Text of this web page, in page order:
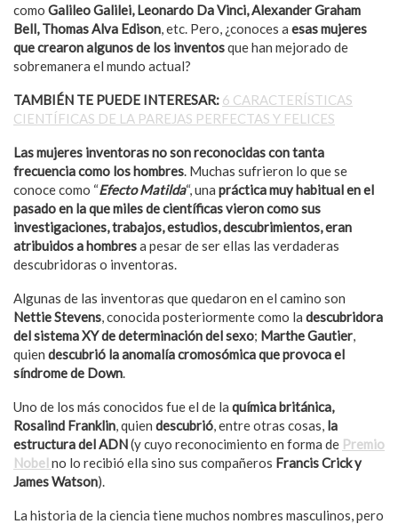
como Galileo Galilei, Leonardo Da Vinci, Alexander Graham
Bell, Thomas Alva Edison, etc. Pero, ¿conoces a esas mujeres
que crearon algunos de los inventosque han mejorado de
sobremanera el mundo actual?
TAMBIÉN TE PUEDE INTERESAR: 6 CARACTERÍSTICAS
CIENTÍFICAS DE LA PAREJAS PERFECTAS Y FELICES
Las mujeres inventoras no son reconocidas con tanta
frecuencia como los hombres. Muchas sufrieron lo que se
conoce como “Efecto Matilda“, una práctica muy habitual en el
pasado en la que miles de científicas vieron como sus
investigaciones, trabajos, estudios, descubrimientos, eran
atribuidos a hombresa pesar de ser ellas las verdaderas
descubridoras o inventoras.
Algunas de las inventoras que quedaron en el camino son
Nettie Stevens, conocida posteriormente como la descubridora
del sistema XY de determinación del sexo; Marthe Gautier,
quien descubrió la anomalía cromosómica que provoca el
síndrome de Down.
Uno de los más conocidos fue el de la química británica,
Rosalind Franklin, quien descubrió, entre otras cosas, la
estructura del ADN(y cuyo reconocimiento en forma de Premio
Nobelno lo recibió ella sino sus compañeros Francis Crick y
James Watson).
La historia de la ciencia tiene muchos nombres masculinos, pero